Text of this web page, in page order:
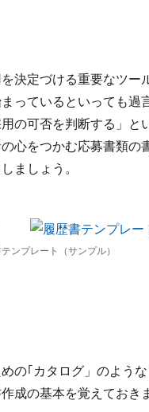
決定づける重要なツー
っているといっても過
の可否を判断する」と
心をつかむ応募書類の
ましょう。
ンプレート（サンプル）
の｢カタログ」のよう
成の基本を覚えておき